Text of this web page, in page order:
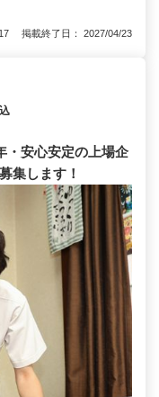
掲載終了日： 2027/04/23
・安心安定の上場企
集します！